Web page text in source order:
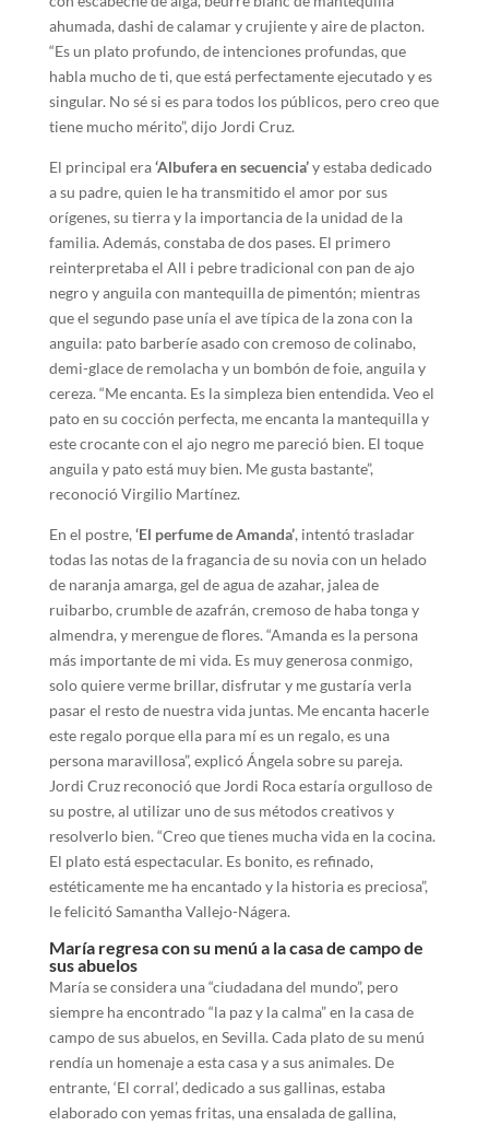
ahumada, dashi de calamar y crujiente y aire de placton.
“Es un plato profundo, de intenciones profundas, que
habla mucho de ti, que está perfectamente ejecutado y es
singular. No sé si es para todos los públicos, pero creo que
tiene mucho mérito”, dijo Jordi Cruz.
El principal era‘Albufera en secuencia’y estaba dedicado
a su padre, quien le ha transmitido el amor por sus
orígenes, su tierra y la importancia de la unidad de la
familia. Además, constaba de dos pases. El primero
reinterpretaba el All i pebre tradicional con pan de ajo
negro y anguila con mantequilla de pimentón; mientras
que el segundo pase unía el ave típica de la zona con la
anguila: pato barberíe asado con cremoso de colinabo,
demi-glace de remolacha y un bombón de foie, anguila y
cereza. “Me encanta. Es la simpleza bien entendida. Veo el
pato en su cocción perfecta, me encanta la mantequilla y
este crocante con el ajo negro me pareció bien. El toque
anguila y pato está muy bien. Me gusta bastante”,
reconoció Virgilio Martínez.
En el postre, ‘El perfume de Amanda’, intentó trasladar
todas las notas de la fragancia de su novia con un helado
de naranja amarga, gel de agua de azahar, jalea de
ruibarbo, crumble de azafrán, cremoso de haba tonga y
almendra, y merengue de flores. “Amanda es la persona
más importante de mi vida. Es muy generosa conmigo,
solo quiere verme brillar, disfrutar y me gustaría verla
pasar el resto de nuestra vida juntas. Me encanta hacerle
este regalo porque ella para mí es un regalo, es una
persona maravillosa”, explicó Ángela sobre su pareja.
Jordi Cruz reconoció que Jordi Roca estaría orgulloso de
su postre, al utilizar uno de sus métodos creativos y
resolverlo bien. “Creo que tienes mucha vida en la cocina.
El plato está espectacular. Es bonito, es refinado,
estéticamente me ha encantado y la historia es preciosa”,
le felicitó Samantha Vallejo-Nágera.
María regresa con su menú a la casa de campo de
sus abuelos
María se considera una “ciudadana del mundo”, pero
siempre ha encontrado “la paz y la calma” en la casa de
campo de sus abuelos, en Sevilla. Cada plato de su menú
rendía un homenaje a esta casa y a sus animales. De
entrante, ‘El corral’, dedicado a sus gallinas, estaba
elaborado con yemas fritas, una ensalada de gallina,